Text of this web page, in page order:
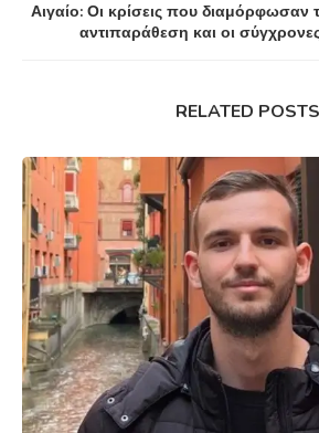
Αιγαίο: Οι κρίσεις που διαμόρφωσαν
αντιπαράθεση και οι
RELATED POSTS